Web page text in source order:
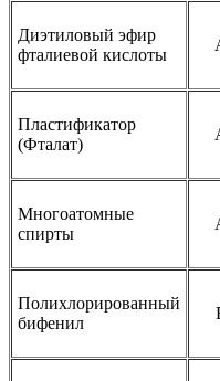
Диэтиловый эфир
фталиевой кислоты
Пластификатор
(Фталат)
Многоатомные
спирты
Полихлорированный
бифенил